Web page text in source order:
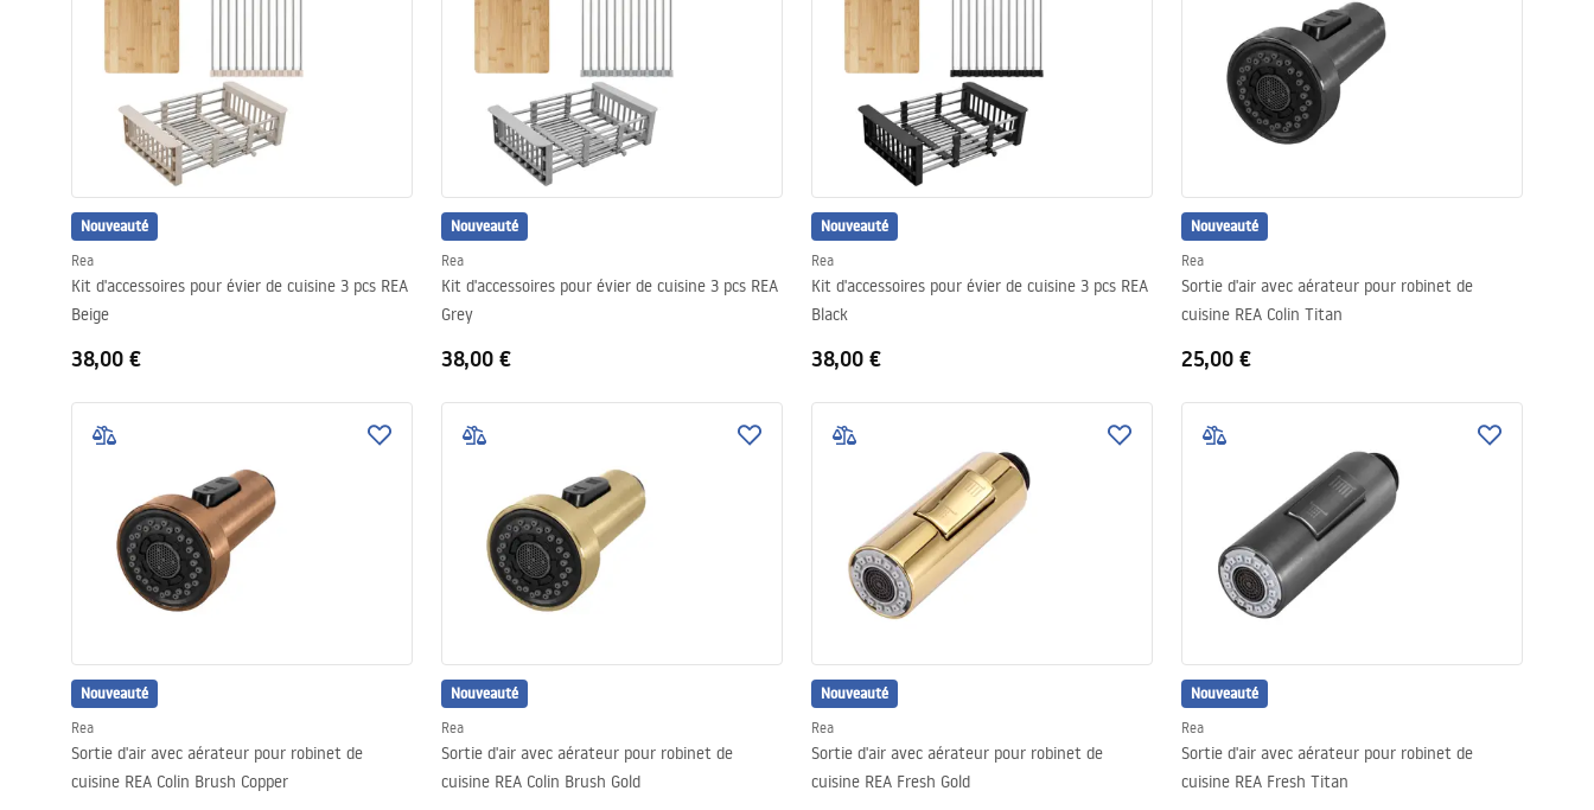
Nouveauté
Rea
Kit d'accessoires pour évier de cuisine 3 pcs REA
Beige
38,00 €
Nouveauté
Rea
Kit d'accessoires pour évier de cuisine 3 pcs REA
Grey
38,00 €
Nouveauté
Rea
Kit d'accessoires pour évier de cuisine 3 pcs REA
Black
38,00 €
Nouveauté
Rea
Sortie d'air avec aérateur pour robinet de
cuisine REA Colin Titan
25,00 €
Nouveauté
Rea
Sortie d'air avec aérateur pour robinet de
cuisine REA Colin Brush Copper
Nouveauté
Rea
Sortie d'air avec aérateur pour robinet de
cuisine REA Colin Brush Gold
Nouveauté
Rea
Sortie d'air avec aérateur pour robinet de
cuisine REA Fresh Gold
Nouveauté
Rea
Sortie d'air avec aérateur pour robinet de
cuisine REA Fresh Titan